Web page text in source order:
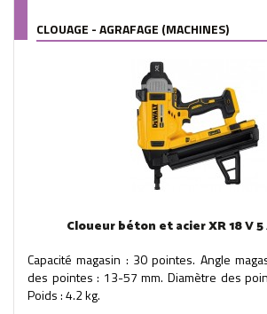
CLOUAGE - AGRAFAGE (MACHINES)
Cloueur béton et acier XR 18 V
Capacité magasin : 30 pointes. Angle
des pointes : 13-57 mm. Diamètre des
Poids : 4.2 kg.